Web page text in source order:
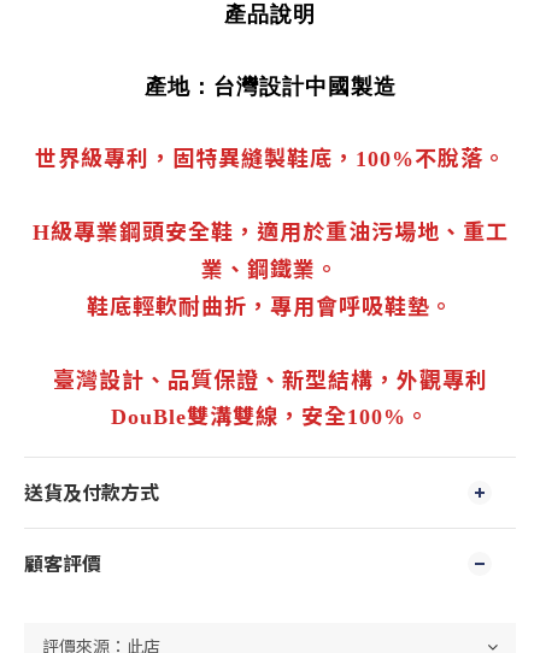
產品說明
產地：台灣設計中國製造
世界級專利，固特異縫製鞋底， 100%不脫落。
H級專業鋼頭安全鞋，適用於重油污場地、重工
業、鋼鐵業。
鞋底輕軟耐曲折，專用會呼吸鞋墊。
臺灣設計、品質保證、新型結構，外觀專利
DouBle雙溝雙線，安全100% 。
送貨及付款方式
顧客評價